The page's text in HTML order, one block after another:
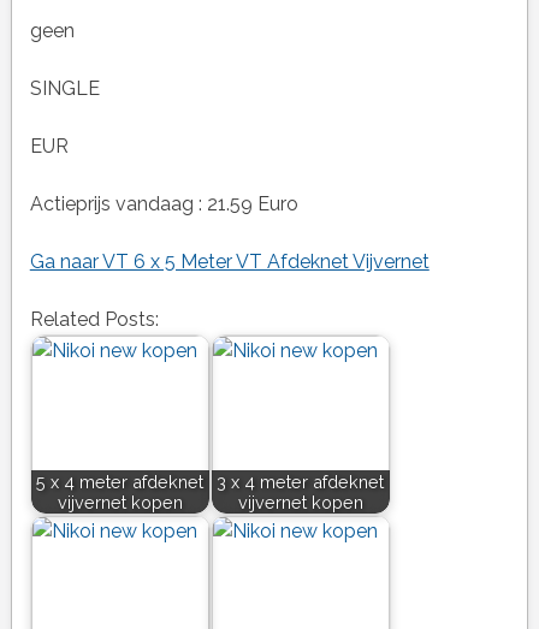
geen
SINGLE
EUR
Actieprijs vandaag : 21.59 Euro
Ga naar VT 6 x 5 Meter VT Afdeknet Vijvernet
Related Posts:
5 x 4 meter afdeknet
vijvernet kopen
3 x 4 meter afdeknet
vijvernet kopen